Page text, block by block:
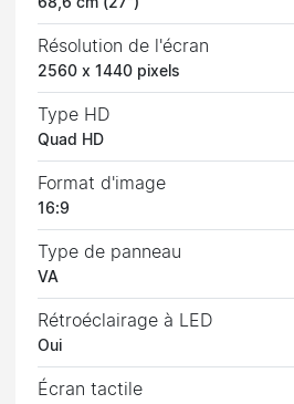
68,6 cm (27")
Résolution de l'écran
2560 x 1440 pixels
Type HD
Quad HD
Format d'image
16:9
Type de panneau
VA
Rétroéclairage à LED
Oui
Écran tactile